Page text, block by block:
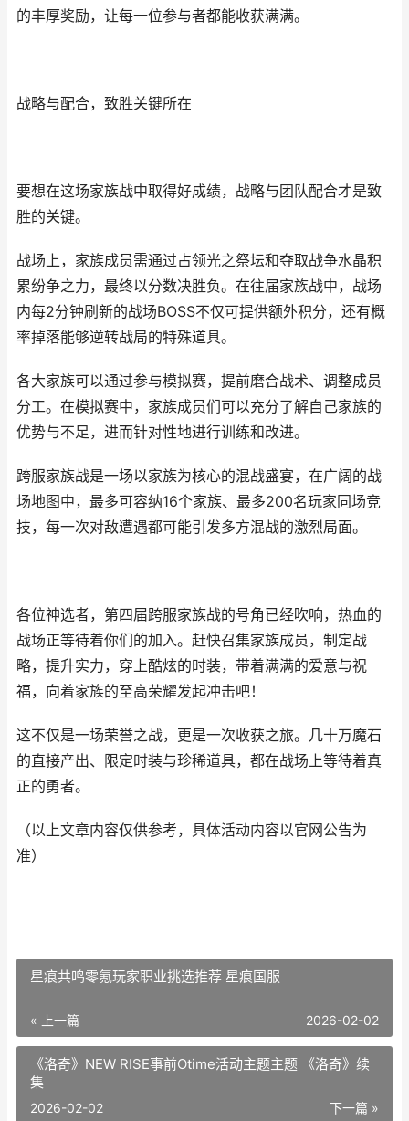
的丰厚奖励，让每一位参与者都能收获满满。
战略与配合，致胜关键所在
要想在这场家族战中取得好成绩，战略与团队配合才是致
胜的关键。
战场上，家族成员需通过占领光之祭坛和夺取战争水晶积
累纷争之力，最终以分数决胜负。在往届家族战中，战场
内每2分钟刷新的战场BOSS不仅可提供额外积分，还有概
率掉落能够逆转战局的特殊道具。
各大家族可以通过参与模拟赛，提前磨合战术、调整成员
分工。在模拟赛中，家族成员们可以充分了解自己家族的
优势与不足，进而针对性地进行训练和改进。
跨服家族战是一场以家族为核心的混战盛宴，在广阔的战
场地图中，最多可容纳16个家族、最多200名玩家同场竞
技，每一次对敌遭遇都可能引发多方混战的激烈局面。
各位神选者，第四届跨服家族战的号角已经吹响，热血的
战场正等待着你们的加入。赶快召集家族成员，制定战
略，提升实力，穿上酷炫的时装，带着满满的爱意与祝
福，向着家族的至高荣耀发起冲击吧！
这不仅是一场荣誉之战，更是一次收获之旅。几十万魔石
的直接产出、限定时装与珍稀道具，都在战场上等待着真
正的勇者。
（以上文章内容仅供参考，具体活动内容以官网公告为
准）
星痕共鸣零氪玩家职业挑选推荐 星痕国服
« 上一篇 2026-02-02
《洛奇》NEW RISE事前Otime活动主题主题 《洛奇》续
集
下一篇 »
2026-02-02